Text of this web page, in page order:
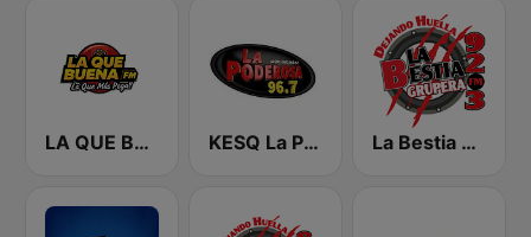
LA QUE BUENA FM KESQ La Poderosa 96.7 La Bestia Grupera 92.3 FM